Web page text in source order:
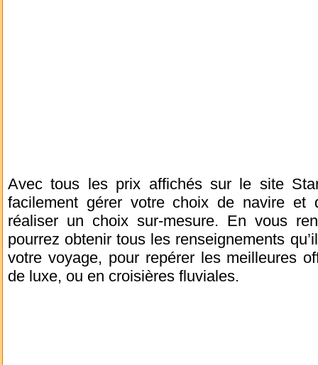
Avec tous les prix affichés sur le site
facilement gérer votre choix de navire et
réaliser un choix sur-mesure. En vous
pourrez obtenir tous les renseignements
votre voyage, pour repérer les meilleures
de luxe, ou en croisières fluviales.